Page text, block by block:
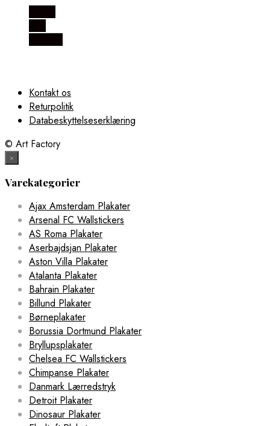
Kontakt os
Returpolitik
Databeskyttelseserklæring
© Art Factory
×
Varekategorier
Ajax Amsterdam Plakater
Arsenal FC Wallstickers
AS Roma Plakater
Aserbajdsjan Plakater
Aston Villa Plakater
Atalanta Plakater
Bahrain Plakater
Billund Plakater
Børneplakater
Borussia Dortmund Plakater
Bryllupsplakater
Chelsea FC Wallstickers
Chimpanse Plakater
Danmark Lærredstryk
Detroit Plakater
Dinosaur Plakater